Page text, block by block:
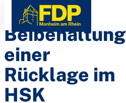
Direkt
zum
Inhalt
Antrag:
Beibehaltung
einer
Rücklage im
HSK